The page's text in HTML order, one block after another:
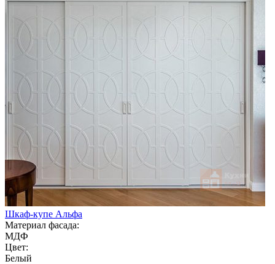
Шкаф-купе Альфа
Материал фасада:
МДФ
Цвет:
Белый